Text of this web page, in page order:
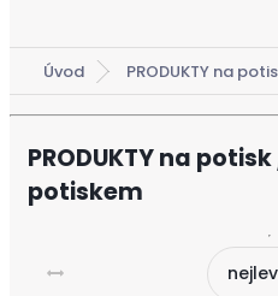
Úvod PRODUKTY na
PRODUKTY na potisk
potiskem